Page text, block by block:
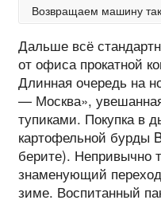
Возвращаем машину
Дальше всё
от офиса прокатной
Длинная очередь на
— Москва»,
тупиками. Покупка в
картофельной бурды
берите). Непривычно
знаменующий
зиме. Воспитанный